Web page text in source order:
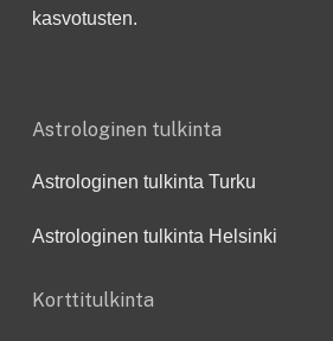
kasvotusten.
Astrologinen tulkinta
Astrologinen tulkinta Turku
Astrologinen tulkinta Helsinki
Korttitulkinta